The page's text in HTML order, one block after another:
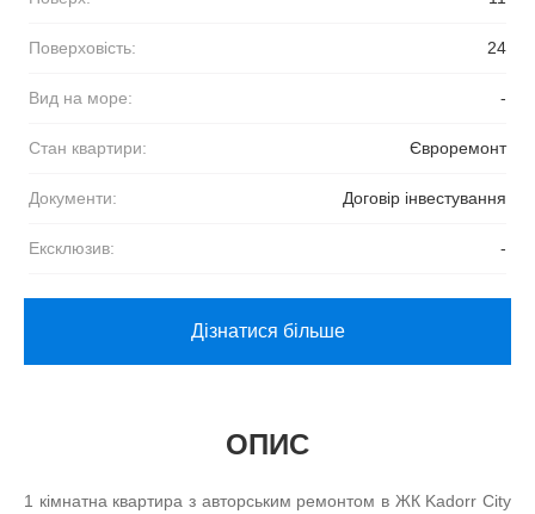
Поверховість: 24
Вид на море: -
Стан квартири: Євроремонт
Документи: Договір інвестування
Ексклюзив: -
Дізнатися більше
ОПИС
1 кімнатна квартира з авторським ремонтом в ЖК Kadorr City